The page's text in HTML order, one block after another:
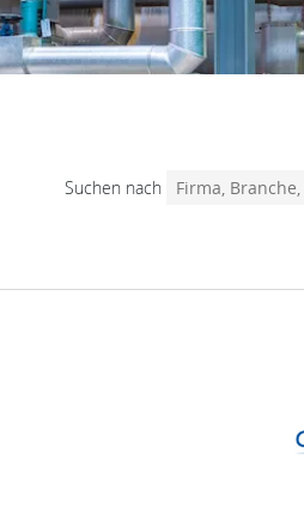
Suchen nach